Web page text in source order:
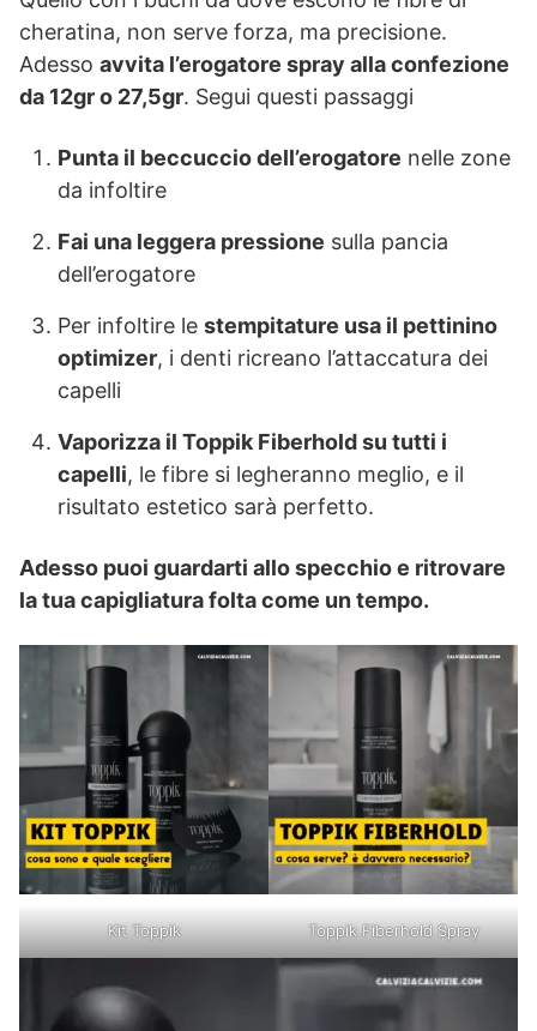
cheratina, non serve forza, ma precisione.
Adesso avvita l’erogatore spray alla confezione
da 12gr o 27,5gr. Segui questi passaggi
Punta il beccuccio dell’erogatore nelle zone
da infoltire
Fai una leggera pressione sulla pancia
dell’erogatore
Per infoltire le stempitature usa il pettinino
optimizer, i denti ricreano l’attaccatura dei
capelli
Vaporizza il Toppik Fiberhold su tutti i
capelli, le fibre si legheranno meglio, e il
risultato estetico sarà perfetto.
Adesso puoi guardarti allo specchio e ritrovare
la tua capigliatura folta come un tempo.
Kit Toppik Toppik Fiberhold Spray